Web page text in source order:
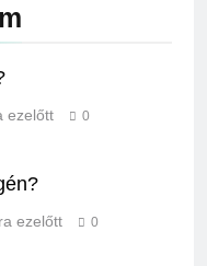
ezelőtt 0
ezelőtt 0